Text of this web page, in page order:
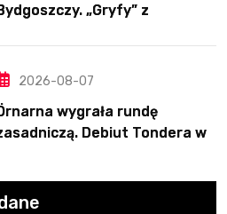
„Gryfy” z
2026-08-07
wygrała rundę
Debiut Tondera w